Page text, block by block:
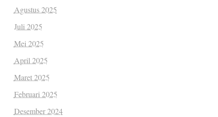
Agustus 2025
Juli 2025
Mei 2025
April 2025
Maret 2025
Februari 2025
Desember 2024